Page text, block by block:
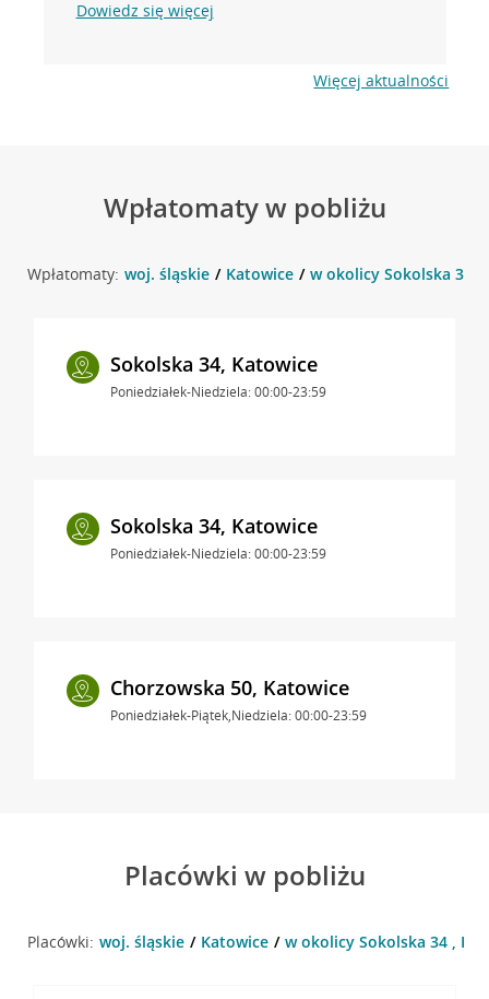
Dowiedz się więcej
Więcej aktualności
Wpłatomaty w pobliżu
Wpłatomaty: woj. śląskie Katowice w okolicy Sokolska 34 ,
Sokolska 34, Katowice
Poniedziałek-Niedziela: 00:00-23:59
Sokolska 34, Katowice
Poniedziałek-Niedziela: 00:00-23:59
Chorzowska 50, Katowice
Poniedziałek-Piątek,Niedziela: 00:00-23:59
Placówki w pobliżu
Placówki: woj. śląskie Katowice w okolicy Sokolska 34 ,